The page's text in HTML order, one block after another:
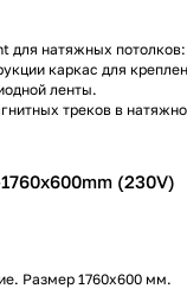
для натяжных потолков:
каркас для
ленты.
треков в
(230V)
Размер 1760x600 мм.